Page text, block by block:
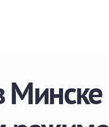
Минске